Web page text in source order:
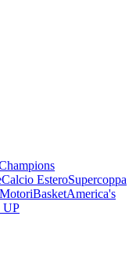
Calcio EsteroSupercoppa
BasketAmerica's
UP